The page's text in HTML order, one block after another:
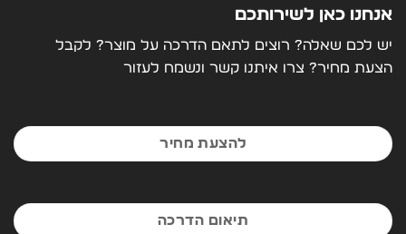
עובי החומר 2 - 0.6 מ"מ
גובה עיבוד 20-175 מ"מ
אנחנו כאן לשירותכם
יש לכם שאלה? רוצים לתאם הדרכה על מוצר? לקבל
הצעת מחיר? צרו איתנו קשר ונשמח לעזור
להצעת מחיר
תיאום הדרכה